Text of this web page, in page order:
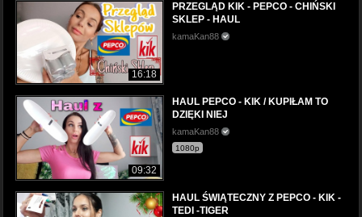
16:18
PRZEGLĄD KIK - PEPCO - CHIŃSKI
SKLEP - HAUL
kamaKan88
09:32
HAUL PEPCO - KIK / KUPIŁAM TO
DZIĘKI NIEJ
kamaKan88
1080p
HAUL ŚWIĄTECZNY Z PEPCO - KIK -
TEDI -TIGER